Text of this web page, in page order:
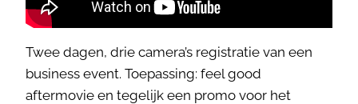
Twee dagen, drie camera’s registratie van een
business event. Toepassing: feel good
aftermovie en tegelijk een promo voor het